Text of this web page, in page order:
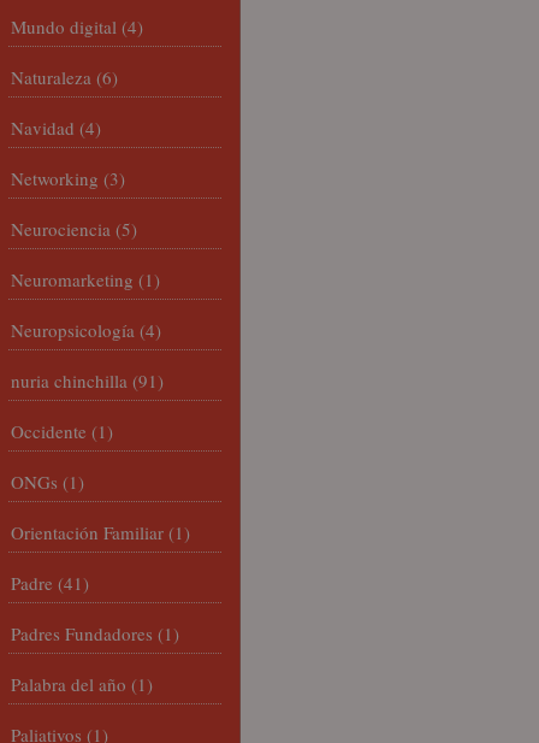
Mundo digital (4)
Naturaleza (6)
Navidad (4)
Networking (3)
Neurociencia (5)
Neuromarketing (1)
Neuropsicología (4)
nuria chinchilla (91)
Occidente (1)
ONGs (1)
Orientación Familiar (1)
Padre (41)
Padres Fundadores (1)
Palabra del año (1)
Paliativos (1)